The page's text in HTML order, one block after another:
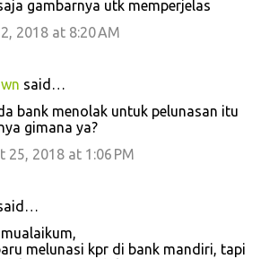
gambarnya utk memperjelas
2018 at 8:20 AM
said…
bank menolak untuk pelunasan itu
gimana ya?
25, 2018 at 1:06 PM
melunasi kpr di bank mandiri, tapi